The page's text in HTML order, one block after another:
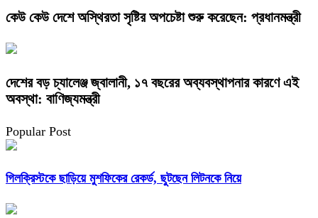
কেউ কেউ দেশে অস্থিরতা সৃষ্টির অপচেষ্টা শুরু করেছেন: প্রধানমন্ত্রী
দেশের বড় চ্যালেঞ্জ জ্বালানী, ১৭ বছরের অব্যবস্থাপনার কারণে এই
অবস্থা: বাণিজ্যমন্ত্রী
Popular Post
গিলক্রিস্টকে ছাড়িয়ে মুশফিকের রেকর্ড, ছুটছেন লিটনকে নিয়ে